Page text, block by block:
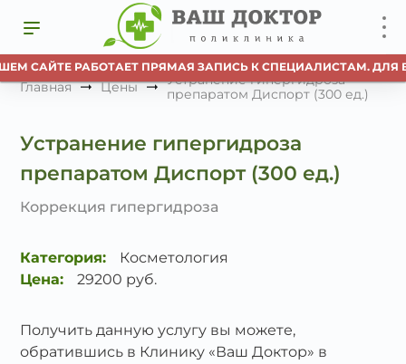
САЙТЕ РАБОТАЕТ ПРЯМАЯ ЗАПИСЬ К СПЕЦИАЛИСТАМ. ДЛЯ
Главная Цены
Устранение гипергидроза
препаратом Диспорт (300 ед.)
Устранение гипергидроза
препаратом Диспорт (300 ед.)
Коррекция гипергидроза
Категория:
Косметология
Цена:
29200 руб.
Получить данную услугу вы можете,
обратившись в Клинику «Ваш Доктор» в